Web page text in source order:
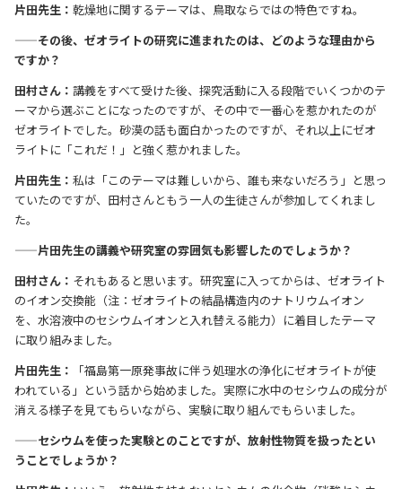
片田先生：乾燥地に関するテーマは、鳥取ならではの特色ですね。
——その後、ゼオライトの研究に進まれたのは、どのような理由から
ですか？
田村さん：講義をすべて受けた後、探究活動に入る段階でいくつかのテ
ーマから選ぶことになったのですが、その中で一番心を惹かれたのが
ゼオライトでした。砂漠の話も面白かったのですが、それ以上にゼオ
ライトに「これだ！」と強く惹かれました。
片田先生：私は「このテーマは難しいから、誰も来ないだろう」と思っ
ていたのですが、田村さんともう一人の生徒さんが参加してくれまし
た。
——片田先生の講義や研究室の雰囲気も影響したのでしょうか？
田村さん： それもあると思います。研究室に入ってからは、ゼオライト
のイオン交換能（注：ゼオライトの結晶構造内のナトリウムイオン
を、水溶液中のセシウムイオンと入れ替える能力）に着目したテーマ
に取り組みました。
片田先生：
「福島第一原発事故に伴う処理水の浄化にゼオライトが使
われている」という話から始めました。実際に水中のセシウムの成分が
消える様子を見てもらいながら、実験に取り組んでもらいました。
——セシウムを使った実験とのことですが、放射性物質を扱ったとい
うことでしょうか？